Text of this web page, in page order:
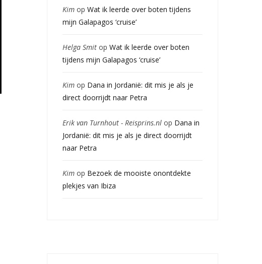
Kim op Wat ik leerde over boten tijdens
mijn Galapagos ‘cruise’
Helga Smit op Wat ik leerde over boten
tijdens mijn Galapagos ‘cruise’
Kim op Dana in Jordanië: dit mis je als je
direct doorrijdt naar Petra
Erik van Turnhout - Reisprins.nl op Dana in
Jordanië: dit mis je als je direct doorrijdt
naar Petra
Kim op Bezoek de mooiste onontdekte
plekjes van Ibiza